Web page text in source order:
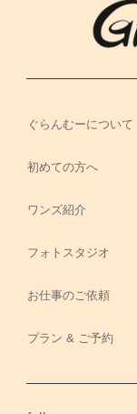
ぐらんむーについて
初めての方へ
ワンズ紹介
フォトスタジオ
お仕事のご依頼
プラン & ご予約